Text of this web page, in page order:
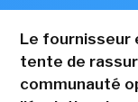
Le fournisseur
tente de
communauté